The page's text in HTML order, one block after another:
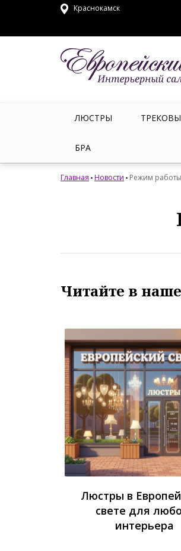
Краснокамск
ЛЮСТРЫ
БРА
Главная Новости Режим
Читайте в
Люстры в
свете для
интерьера